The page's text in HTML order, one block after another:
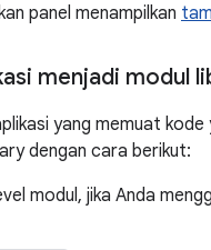
panel menampilkan
menjadi modul
yang memuat
dengan cara berikut:
modul, jika Anda